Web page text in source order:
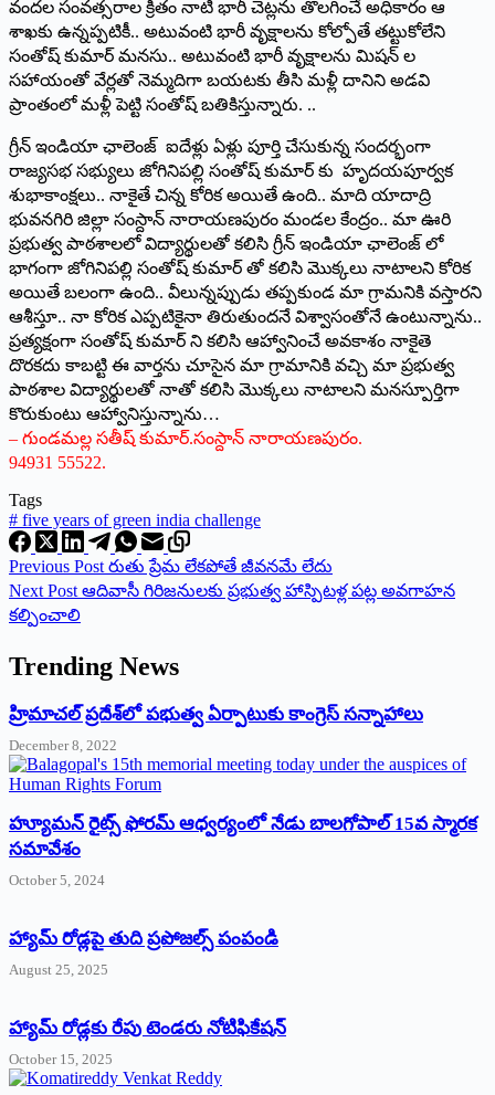
వందల సంవత్సరాల క్రితం నాటి భారీ చెట్లను తొలగించే అధికారం ఆ
శాఖకు ఉన్నప్పటికీ.. అటువంటి భారీ వృక్షాలను కోల్పోతే తట్టుకోలేని
సంతోష్‌ ‌కుమార్‌ ‌మనసు.. అటువంటి భారీ వృక్షాలను మిషన్‌ ‌ల
సహాయంతో వేర్లతో నెమ్మదిగా బయటకు తీసి మళ్లీ దానిని అడవి
ప్రాంతంలో మళ్లీ పెట్టి సంతోష్‌ ‌బతికిస్తున్నారు. ..
గ్రీన్‌ ఇం‌డియా ఛాలెంజ్‌ ఐదేళ్లు ఏళ్లు పూర్తి చేసుకున్న సందర్భంగా
రాజ్యసభ సభ్యులు జోగినిపల్లి సంతోష్‌ ‌కుమార్‌ ‌కు హృదయపూర్వక
శుభాకాంక్షలు.. నాకైతే చిన్న కోరిక అయితే ఉంది.. మాది యాదాద్రి
భువనగిరి జిల్లా సంస్దాన్‌ ‌నారాయణపురం మండల కేంద్రం.. మా ఊరి
ప్రభుత్వ పాఠశాలలో విద్యార్థులతో కలిసి గ్రీన్‌ ఇం‌డియా ఛాలెంజ్‌ ‌లో
భాగంగా జోగినిపల్లి సంతోష్‌ ‌కుమార్‌ ‌తో కలిసి మొక్కలు నాటాలని కోరిక
అయితే బలంగా ఉంది.. వీలున్నప్పుడు తప్పకుండ మా గ్రామనికి వస్తారని
ఆశీస్తూ.. నా కోరిక ఎప్పటికైనా తిరుతుందనే విశ్వాసంతోనే ఉంటున్నాను..
ప్రత్యక్షంగా సంతోష్‌ ‌కుమార్‌ ‌ని కలిసి ఆహ్వానించే అవకాశం నాకైతె
దొరకదు కాబట్టి ఈ వార్తను చూసైన మా గ్రామానికి వచ్చి మా ప్రభుత్వ
పాఠశాల విద్యార్థులతో నాతో కలిసి మొక్కలు నాటాలని మనస్పూర్తిగా
కొరుకుంటు ఆహ్వానిస్తున్నాను…
– గుండమల్ల సతీష్‌ ‌కుమార్‌.‌సంస్దాన్‌ ‌నారాయణపురం.
94931 55522.
Tags
# five years of green india challenge
Previous Post రుతు ప్రేమ లేకపోతే జీవనమే లేదు
Next Post ఆదివాసీ గిరిజనులకు ప్రభుత్వ హాస్పిటళ్ల పట్ల అవగాహన
కల్పించాలి
Trending News
‌హ్రిమాచల్‌ ‌ప్రదేశ్‌లో పభుత్వ ఏర్పాటుకు కాంగ్రెస్‌ ‌సన్నాహాలు
December 8, 2022
హ్యూమన్‌ రైట్స్‌ ఫోరమ్‌ ఆధ్వర్యంలో నేడు బాలగోపాల్‌ 15వ స్మారక
సమావేశం
October 5, 2024
హ్యామ్‌ రోడ్లపై తుది ప్రపోజల్స్‌ పంపండి
August 25, 2025
హ్యామ్‌ రోడ్లకు రేపు టెండరు నోటిఫికేషన్‌
October 15, 2025